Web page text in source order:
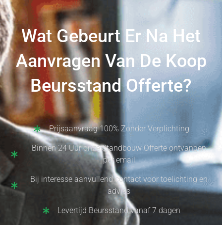
Wat Gebeurt Er Na Het
Aanvragen Van De Koop
Beursstand Offerte?
Prijsaanvraag 100% Zonder Verplichting
Binnen 24 Uur onze Standbouw Offerte ontvangen
per email
Bij interesse aanvullend contact voor toelichting en
advies
Levertijd Beursstand vanaf 7 dagen